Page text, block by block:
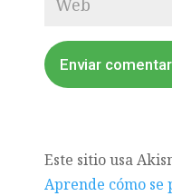
Enviar
Este sitio usa
Aprende cómo se